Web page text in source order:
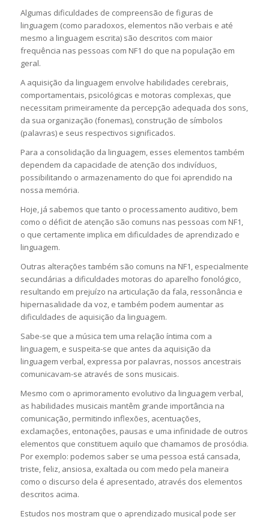
Algumas dificuldades de compreensão de figuras de
linguagem (como paradoxos, elementos não verbais e até
mesmo a linguagem escrita) são descritos com maior
frequência nas pessoas com NF1 do que na população em
geral.
A aquisição da linguagem envolve habilidades cerebrais,
comportamentais, psicológicas e motoras complexas, que
necessitam primeiramente da percepção adequada dos sons,
da sua organização (fonemas), construção de símbolos
(palavras) e seus respectivos significados.
Para a consolidação da linguagem, esses elementos também
dependem da capacidade de atenção dos indivíduos,
possibilitando o armazenamento do que foi aprendido na
nossa memória.
Hoje, já sabemos que tanto o processamento auditivo, bem
como o déficit de atenção são comuns nas pessoas com NF1,
o que certamente implica em dificuldades de aprendizado e
linguagem.
Outras alterações também são comuns na NF1, especialmente
secundárias a dificuldades motoras do aparelho fonológico,
resultando em prejuízo na articulação da fala, ressonância e
hipernasalidade da voz, e também podem aumentar as
dificuldades de aquisição da linguagem.
Sabe-se que a música tem uma relação íntima com a
linguagem, e suspeita-se que antes da aquisição da
linguagem verbal, expressa por palavras, nossos ancestrais
comunicavam-se através de sons musicais.
Mesmo com o aprimoramento evolutivo da linguagem verbal,
as habilidades musicais mantêm grande importância na
comunicação, permitindo inflexões, acentuações,
exclamações, entonações, pausas e uma infinidade de outros
elementos que constituem aquilo que chamamos de prosódia.
Por exemplo: podemos saber se uma pessoa está cansada,
triste, feliz, ansiosa, exaltada ou com medo pela maneira
como o discurso dela é apresentado, através dos elementos
descritos acima.
Estudos nos mostram que o aprendizado musical pode ser